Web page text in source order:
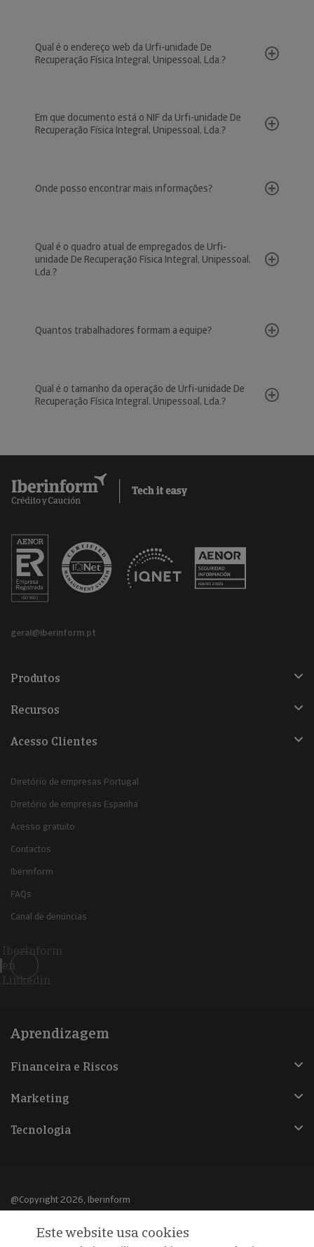
Qual é o endereço web da Urfi-unidade De
Recuperação Física Integral, Unipessoal, Lda.?
Em que documento está o NIF da Urfi-unidade De
Recuperação Física Integral, Unipessoal, Lda.?
Onde posso encontrar mais informações?
Qual é o quadro atual de empregados de Urfi-
unidade De Recuperação Física Integral, Unipessoal,
Lda.?
Quantos trabalhadores formam a equipe?
Qual é o tamanho da operação de Urfi-unidade De
Recuperação Física Integral, Unipessoal, Lda.?
geral@iberinform.pt
Produtos
Recursos
Acesso Clientes
Diretório de empresas Portugal
Diretório de empresas Espanha
Acesso gratuito
Contactos
Iberinform
FAQs
Canal de denúncias
Iberinform
en
Linkedin
Aprendizagem
Financeira e Riscos
Marketing
Tecnologia
@Copyright 2026, Iberinform
Aviso legalEste website usa cookies